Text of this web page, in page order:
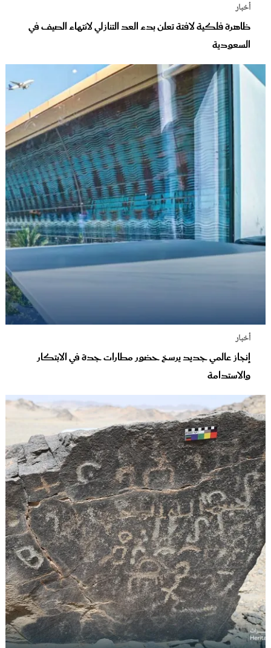
أخبار
ظاهرة فلكية لافتة تعلن بدء العد التنازلي لانتهاء الصيف في
السعودية
أخبار
إنجاز عالمي جديد يرسخ حضور مطارات جدة في الابتكار
والاستدامة